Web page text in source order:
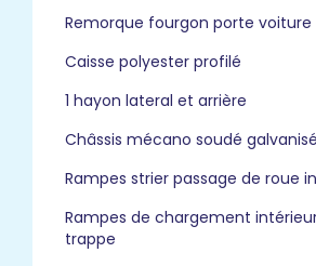
Remorque fourgon porte
Caisse polyester profilé
1 hayon lateral et arrière
Châssis mécano soudé
Rampes strier passage de roue
Rampes de chargement
trappe